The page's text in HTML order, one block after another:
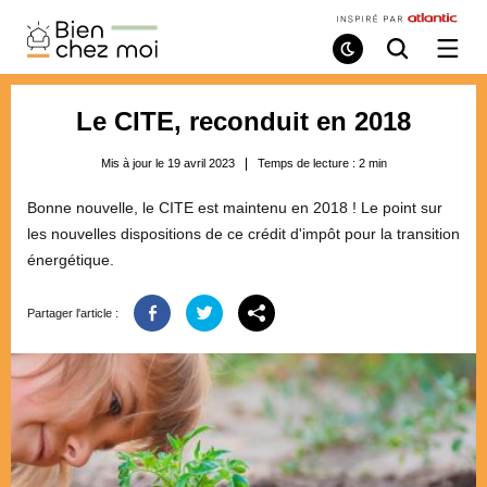
Bien
Chez
Moi
Mode
de
Recherche
/
Le CITE, reconduit en 2018
Mis à jour le 19 avril 2023 Temps de lecture : 2 min
Bonne nouvelle, le CITE est maintenu en 2018 ! Le point sur
les nouvelles dispositions de ce crédit d'impôt pour la transition
énergétique.
Partager l'article :